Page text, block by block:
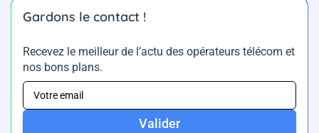
Gardons le contact !
Recevez le meilleur de l’actu des opérateurs télécom et
nos bons plans.
Valider